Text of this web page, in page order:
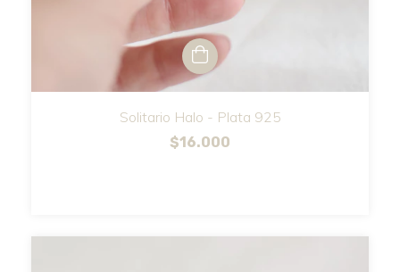
Solitario Halo - Plata 925
$16.000